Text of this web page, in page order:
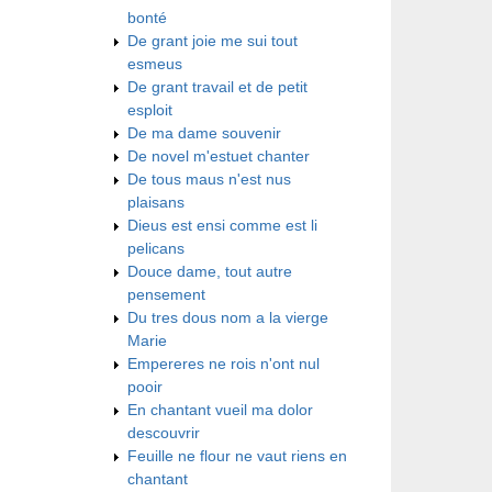
bonté
De grant joie me sui tout
esmeus
De grant travail et de petit
esploit
De ma dame souvenir
De novel m'estuet chanter
De tous maus n'est nus
plaisans
Dieus est ensi comme est li
pelicans
Douce dame, tout autre
pensement
Du tres dous nom a la vierge
Marie
Empereres ne rois n'ont nul
pooir
En chantant vueil ma dolor
descouvrir
Feuille ne flour ne vaut riens en
chantant